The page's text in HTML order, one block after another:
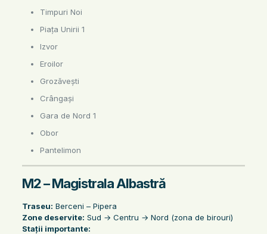
Timpuri Noi
Piața Unirii 1
Izvor
Eroilor
Grozăvești
Crângași
Gara de Nord 1
Obor
Pantelimon
M2 – Magistrala Albastră
Traseu: Berceni – Pipera
Zone deservite: Sud → Centru → Nord (zona de birouri)
Stații importante: